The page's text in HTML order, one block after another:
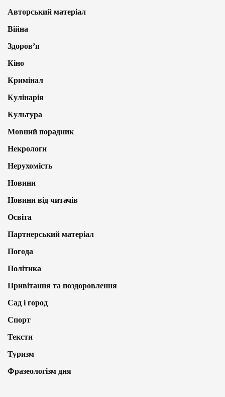
Авторський матеріал
Війна
Здоров’я
Кіно
Кримінал
Кулінарія
Культура
Мовний порадник
Некрологи
Нерухомість
Новини
Новини від читачів
Освіта
Партнерський матеріал
Погода
Політика
Привітання та поздоровлення
Сад і город
Спорт
Тексти
Туризм
Фразеологізм дня